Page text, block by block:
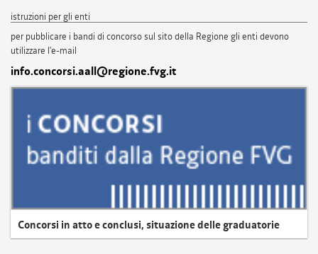
istruzioni per gli enti
per pubblicare i bandi di concorso sul sito della Regione gli enti devono
utilizzare l'e-mail
info.concorsi.aall@regione.fvg.it
Concorsi in atto e conclusi, situazione delle graduatorie